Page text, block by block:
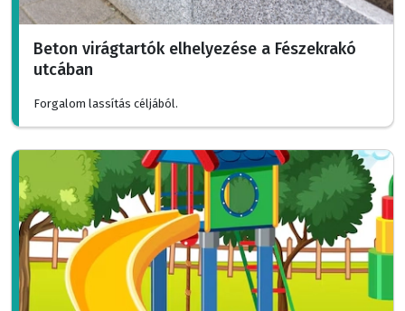
Beton virágtartók elhelyezése a Fészekrakó
utcában
Forgalom lassítás céljából.